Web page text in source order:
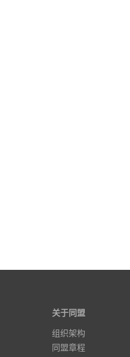
关于同盟
组织架构
同盟章程